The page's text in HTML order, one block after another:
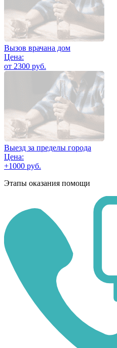
Вызов врачана дом
Цена:
от 2300 руб.
Выезд за пределы города
Цена:
+1000 руб.
Этапы оказания помощи